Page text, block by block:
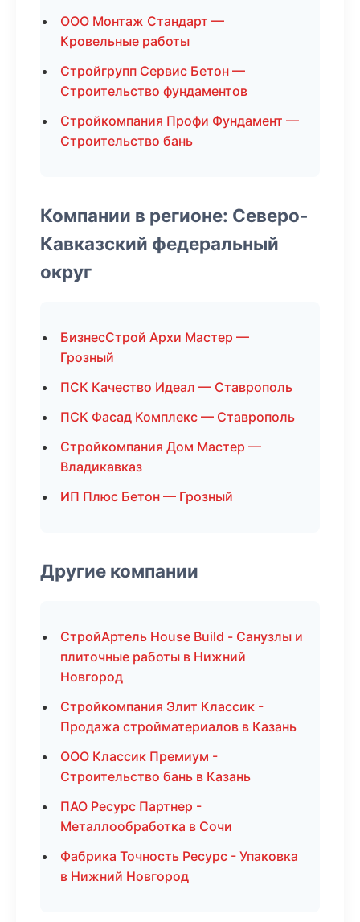
ООО Монтаж Стандарт —
Кровельные работы
Стройгрупп Сервис Бетон —
Строительство фундаментов
Стройкомпания Профи Фундамент —
Строительство бань
Компании в регионе: Северо-
Кавказский федеральный
округ
БизнесСтрой Архи Мастер —
Грозный
ПСК Качество Идеал — Ставрополь
ПСК Фасад Комплекс — Ставрополь
Стройкомпания Дом Мастер —
Владикавказ
ИП Плюс Бетон — Грозный
Другие компании
СтройАртель House Build - Санузлы и
плиточные работы в Нижний
Новгород
Стройкомпания Элит Классик -
Продажа стройматериалов в Казань
ООО Классик Премиум -
Строительство бань в Казань
ПАО Ресурс Партнер -
Металлообработка в Сочи
Фабрика Точность Ресурс - Упаковка
в Нижний Новгород